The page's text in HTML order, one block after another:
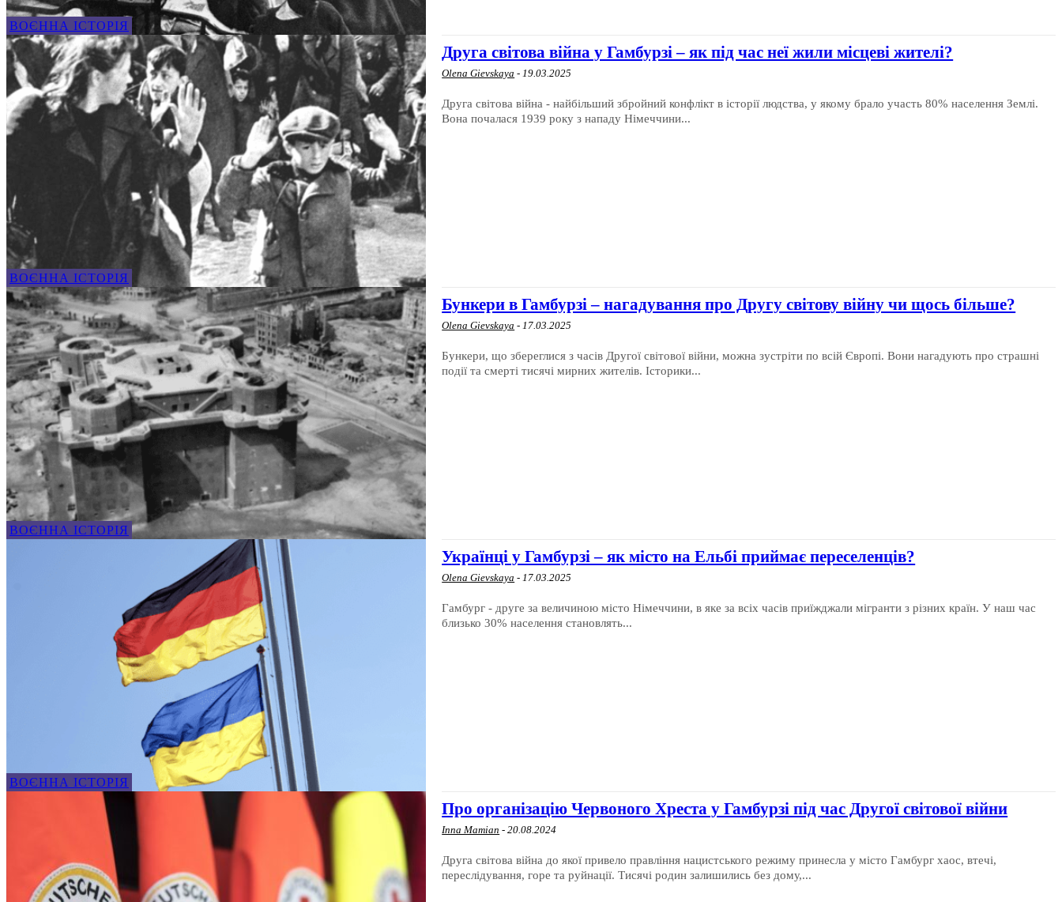
ВОЄННА ІСТОРІЯ
ВОЄННА ІСТОРІЯ
Друга світова війна у Гамбурзі – як під час неї жили місцеві жителі?
Olena Gievskaya - 19.03.2025
Друга світова війна - найбільший збройний конфлікт в історії людства, у якому брало участь 80% населення Землі.
Вона почалася 1939 року з нападу Німеччини...
ВОЄННА ІСТОРІЯ
Бункери в Гамбурзі – нагадування про Другу світову війну чи щось більше?
Olena Gievskaya - 17.03.2025
Бункери, що збереглися з часів Другої світової війни, можна зустріти по всій Європі. Вони нагадують про страшні
події та смерті тисячі мирних жителів. Історики...
ВОЄННА ІСТОРІЯ
Українці у Гамбурзі – як місто на Ельбі приймає переселенців?
Olena Gievskaya - 17.03.2025
Гамбург - друге за величиною місто Німеччини, в яке за всіх часів приїжджали мігранти з різних країн. У наш час
близько 30% населення становлять...
Про організацію Червоного Хреста у Гамбурзі під час Другої світової війни
Inna Mamian - 20.08.2024
Друга світова війна до якої привело правління нацистського режиму принесла у місто Гамбург хаос, втечі,
переслідування, горе та руйнації. Тисячі родин залишились без дому,...